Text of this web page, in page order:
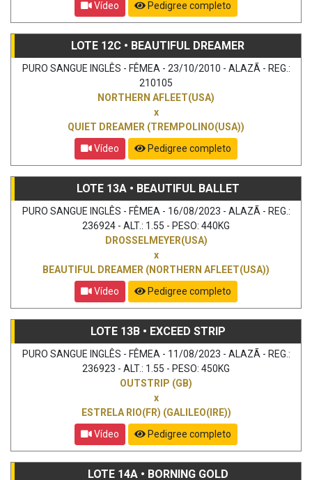
Vídeo Pedigree completo
LOTE 12C • BEAUTIFUL DREAMER
PURO SANGUE INGLÊS - FÊMEA - 23/10/2010 - ALAZÃ - REG.:
210105
NORTHERN AFLEET(USA)
x
QUIET DREAMER (TREMPOLINO(USA))
Vídeo
Pedigree completo
LOTE 13A • BEAUTIFUL BALLET
PURO SANGUE INGLÊS - FÊMEA - 16/08/2023 - ALAZÃ - REG.:
236924 - ALT.: 1.55 - PESO: 440KG
DROSSELMEYER(USA)
x
BEAUTIFUL DREAMER (NORTHERN AFLEET(USA))
Vídeo
Pedigree completo
LOTE 13B • EXCEED STRIP
PURO SANGUE INGLÊS - FÊMEA - 11/08/2023 - ALAZÃ - REG.:
236923 - ALT.: 1.55 - PESO: 450KG
OUTSTRIP (GB)
x
ESTRELA RIO(FR) (GALILEO(IRE))
Vídeo
Pedigree completo
LOTE 14A • BORNING GOLD